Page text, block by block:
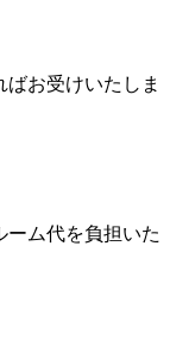
お受けいたしま
ーム代を負担いた